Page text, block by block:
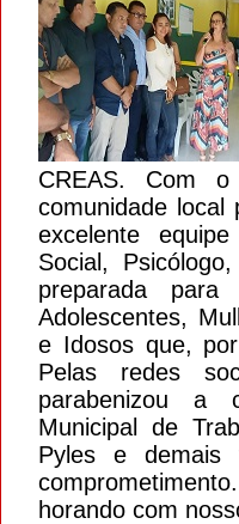
CREAS. Com
comunidade local
excelente
Social,
preparada
Adolescentes,
e Idosos que,
Pelas redes
parabenizou a
Municipal de
Pyles e demais
horando com